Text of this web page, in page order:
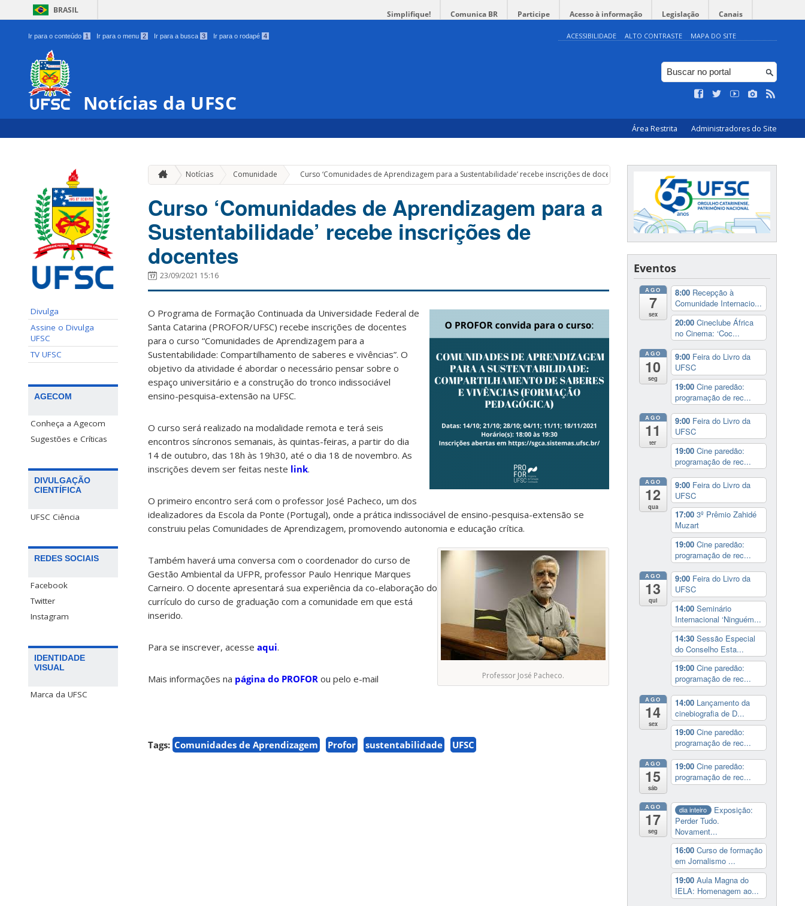
BRASIL Simplifique! Comunica BR Participe Acesso à informação Legislação Canais
Ir para o conteúdo 1 Ir para o menu 2 Ir para a busca 3 Ir para o rodapé 4 ACESSIBILIDADE ALTO CONTRASTE MAPA DO SITE
Notícias da UFSC
Área Restrita Administradores do Site
Divulga
Assine o Divulga
UFSC
TV UFSC
AGECOM
Conheça a Agecom
Sugestões e Críticas
DIVULGAÇÃO
CIENTÍFICA
UFSC Ciência
REDES SOCIAIS
Facebook
Twitter
Instagram
IDENTIDADE
VISUAL
Marca da UFSC
Notícias Comunidade » Curso ‘Comunidades de Aprendizagem para a Sustentabilidade’ recebe inscrições de docentes
Curso ‘Comunidades de Aprendizagem para a
Sustentabilidade’ recebe inscrições de
docentes
23/09/2021 15:16
O Programa de Formação Continuada da Universidade Federal de
Santa Catarina (PROFOR/UFSC) recebe inscrições de docentes
para o curso “Comunidades de Aprendizagem para a
Sustentabilidade: Compartilhamento de saberes e vivências”. O
objetivo da atividade é abordar o necessário pensar sobre o
espaço universitário e a construção do tronco indissociável
ensino-pesquisa-extensão na UFSC.
O curso será realizado na modalidade remota e terá seis
encontros síncronos semanais, às quintas-feiras, a partir do dia
14 de outubro, das 18h às 19h30, até o dia 18 de novembro. As
inscrições devem ser feitas neste link.
O primeiro encontro será com o professor José Pacheco, um dos
idealizadores da Escola da Ponte (Portugal), onde a prática indissociável de ensino-pesquisa-extensão se
construiu pelas Comunidades de Aprendizagem, promovendo autonomia e educação crítica.
Professor José Pacheco.
Também haverá uma conversa com o coordenador do curso de
Gestão Ambiental da UFPR, professor Paulo Henrique Marques
Carneiro. O docente apresentará sua experiência da co-elaboração do
currículo do curso de graduação com a comunidade em que está
inserido.
Para se inscrever, acesse aqui.
Mais informações na página do PROFOR ou pelo e-mail
Tags: Comunidades de Aprendizagem Profor sustentabilidade UFSC
Eventos
AGO
7
sex
8:00 Recepção à
Comunidade Internacio...
20:00 Cineclube África
no Cinema: ‘Coc...
AGO
10
seg
9:00 Feira do Livro da
UFSC
19:00 Cine paredão:
programação de rec...
AGO
11
ter
9:00 Feira do Livro da
UFSC
19:00 Cine paredão:
programação de rec...
AGO
12
qua
9:00 Feira do Livro da
UFSC
17:00 3º Prêmio Zahidé
Muzart
19:00 Cine paredão:
programação de rec...
AGO
13
qui
9:00 Feira do Livro da
UFSC
14:00 Seminário
Internacional ‘Ninguém...
14:30 Sessão Especial
do Conselho Esta...
19:00 Cine paredão:
programação de rec...
AGO
14
sex
14:00 Lançamento da
cinebiografia de D...
19:00 Cine paredão:
programação de rec...
AGO
15
sáb
19:00 Cine paredão:
programação de rec...
AGO
17
seg
dia inteiro
Exposição:
Perder Tudo.
Novament...
16:00 Curso de formação
em Jornalismo ...
19:00 Aula Magna do
IELA: Homenagem ao...